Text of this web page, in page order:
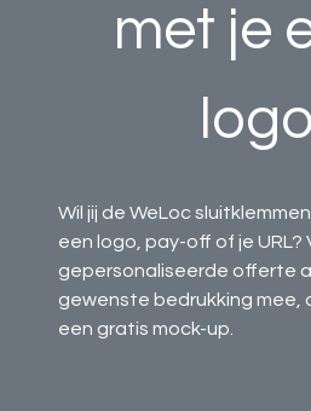
met je
Wil jij de WeLoc
een logo, pay-off of je URL?
gepersonaliseerde offerte
gewenste bedrukking mee,
een gratis mock-up.